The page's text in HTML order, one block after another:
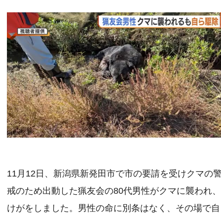
11月12日、新潟県新発田市で市の要請を受けクマの
戒のため出動した猟友会の80代男性がクマに襲われ、
けがをしました。男性の命に別条はなく、その場で